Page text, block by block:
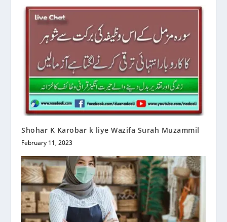
Shohar K Karobar k liye Wazifa Surah Muzammil
February 11, 2023